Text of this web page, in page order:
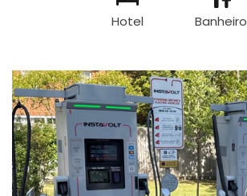
Hotel Banheiro